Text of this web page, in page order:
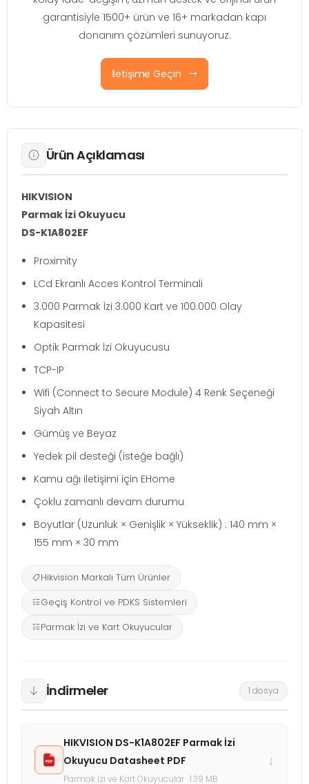
garantisiyle 1500+ ürün ve 16+ markadan kapı
donanım çözümleri sunuyoruz.
İletişime Geçin
Ürün Açıklaması
HIKVISION
Parmak İzi Okuyucu
DS-K1A802EF
Proximity
LCd Ekranlı Acces Kontrol Terminali
3.000 Parmak İzi 3.000 Kart ve 100.000 Olay
Kapasitesi
Optik Parmak İzi Okuyucusu
TCP-IP
Wifi (Connect to Secure Module) 4 Renk Seçeneği
Siyah Altın
Gümüş ve Beyaz
Yedek pil desteği (isteğe bağlı)
Kamu ağı iletişimi için EHome
Çoklu zamanlı devam durumu
Boyutlar (Uzunluk × Genişlik × Yükseklik) : 140 mm ×
155 mm × 30 mm
Hikvision Markalı Tüm Ürünler
Geçiş Kontrol ve PDKS Sistemleri
Parmak İzi ve Kart Okuyucular
İndirmeler 1 dosya
HIKVISION DS-K1A802EF Parmak İzi
Okuyucu Datasheet PDF
Parmak İzi ve Kart Okuyucular · 1.39 MB
↓